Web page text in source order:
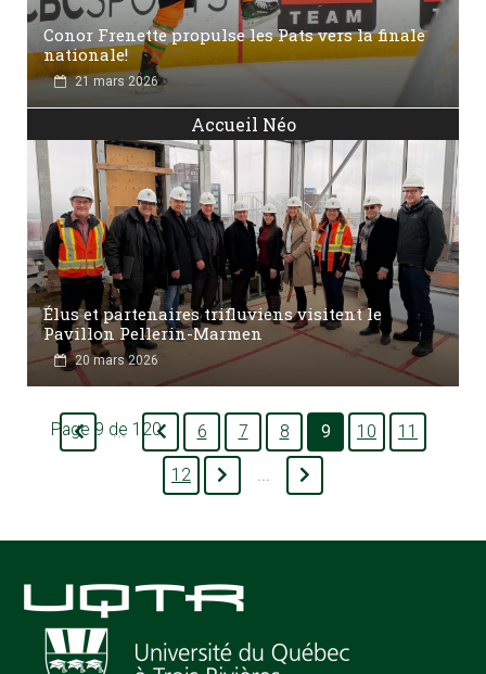
Conor Frenette propulse les Pats vers la finale
nationale!
21 mars 2026
Accueil Néo
Élus et partenaires trifluviens visitent le
Pavillon Pellerin-Marmen
20 mars 2026
Page 9 de 120
... 6 7 8 9 10 11
12